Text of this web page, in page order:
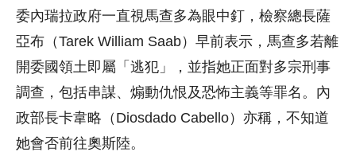
委內瑞拉政府一直視馬查多為眼中釘，檢察總長薩
亞布（Tarek William Saab）早前表示，馬查多若離
開委國領土即屬「逃犯」，並指她正面對多宗刑事
調查，包括串謀、煽動仇恨及恐怖主義等罪名。內
政部長卡韋略（Diosdado Cabello）亦稱，不知道
她會否前往奧斯陸。